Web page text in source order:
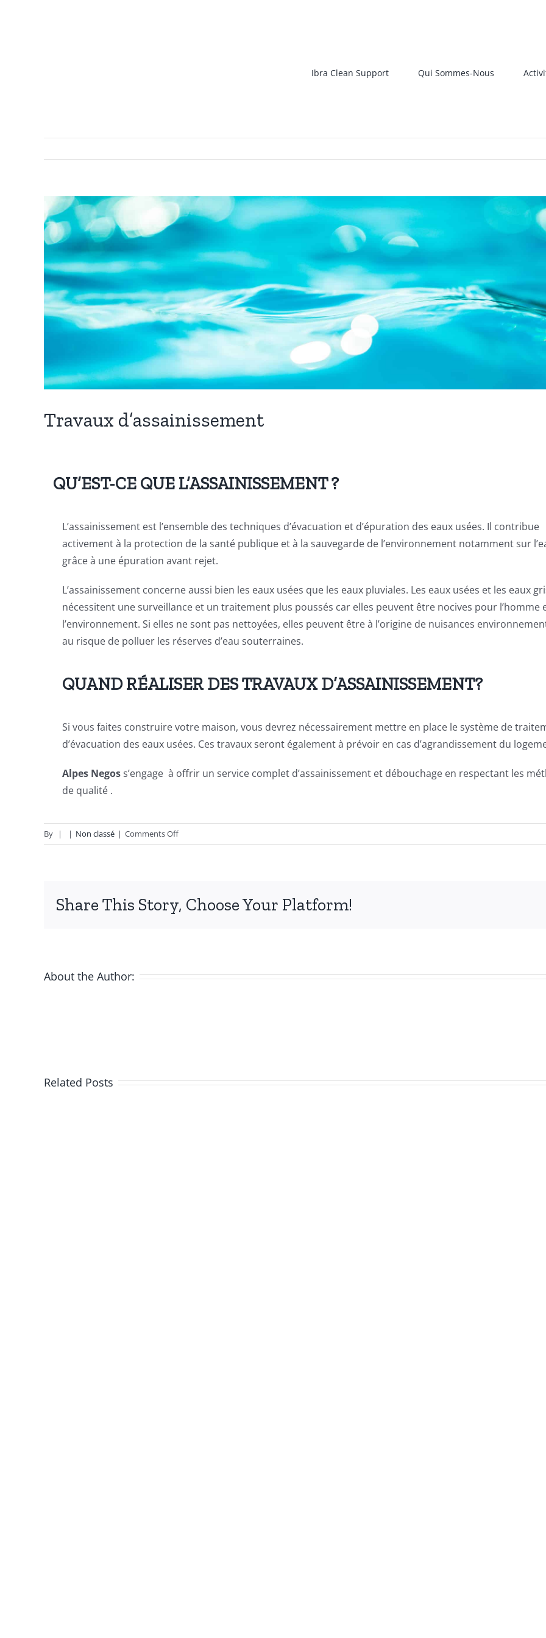
Ibra Clean Support Qui Sommes-Nous
View
Larger
Image
Travaux d’assainissement
QU’EST-CE QUE L’ASSAINISSEMENT ?
L’assainissement est l’ensemble des techniques d’évacuation et d’épuration des eaux usées. Il contribue
activement à la protection de la santé publique et à la sauvegarde de l’environnement notamment sur
grâce à une épuration avant rejet.
L’assainissement concerne aussi bien les eaux usées que les eaux pluviales. Les eaux usées et les eaux
nécessitent une surveillance et un traitement plus poussés car elles peuvent être nocives pour l’homme
l’environnement. Si elles ne sont pas nettoyées, elles peuvent être à l’origine de nuisances
au risque de polluer les réserves d’eau souterraines.
QUAND RÉALISER DES TRAVAUX D’ASSAINISSEMENT?
Si vous faites construire votre maison, vous devrez nécessairement mettre en place le système de
d’évacuation des eaux usées. Ces travaux seront également à prévoir en cas d’agrandissement du
Alpes Negoss’engage à offrir un service complet d’assainissement et débouchage en respectant les
de qualité .
By | | Non classé | Comments Offon
Travaux
Share This Story, Choose Your Platform!
About the Author:
Related Posts